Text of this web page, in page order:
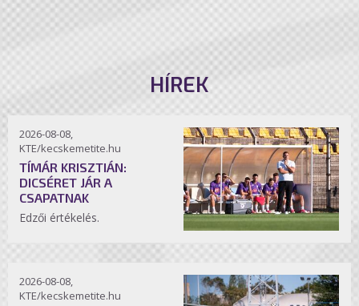
HÍREK
2026-08-08,
KTE/kecskemetite.hu
TÍMÁR KRISZTIÁN:
DICSÉRET JÁR A
CSAPATNAK
Edzői értékelés.
2026-08-08,
KTE/kecskemetite.hu